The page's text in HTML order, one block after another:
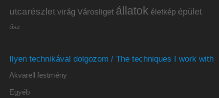
utcarészlet virág Városliget állatok életkép épület
ősz
Ilyen technikával dolgozom / The techniques I work with
Akvarell festmény
Egyéb